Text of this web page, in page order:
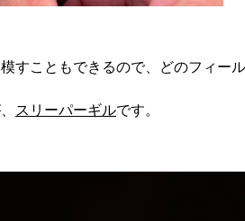
すこともできるので、どのフィー
スリーパーギルです。